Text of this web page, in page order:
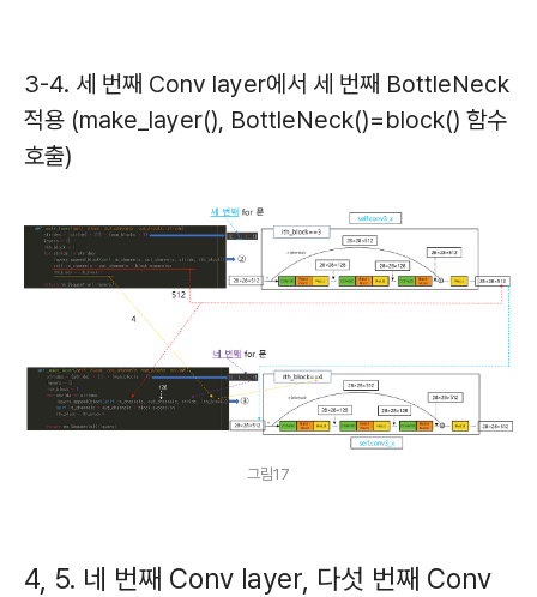
3-4. 세 번째 Conv layer에서 세 번째 BottleNeck
적용 (make_layer(), BottleNeck()=block() 함수
호출)
그림17
4, 5. 네 번째 Conv layer, 다섯 번째 Conv